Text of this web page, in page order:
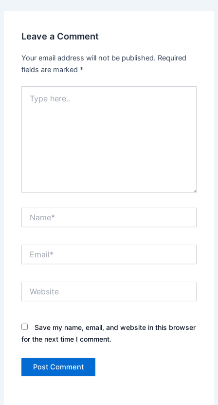
Leave a Comment
Your email address will not be published. Required
fields are marked *
here..
Save my name, email, and website in this browser
for the next time I comment.